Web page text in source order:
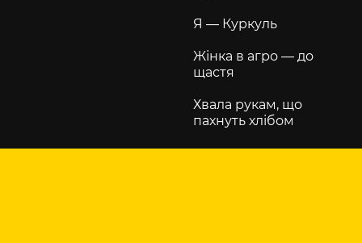
Я — Куркуль
Жінка в агро — до
щастя
Хвала рукам, що
пахнуть хлібом